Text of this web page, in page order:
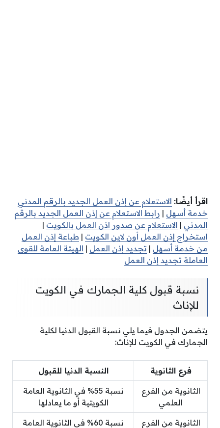
اقرأ أيضًا: الاستعلام عن إذن العمل الجديد بالرقم المدني
خدمة أسهل | رابط الاستعلام عن إذن العمل الجديد بالرقم
المدني | الاستعلام عن صدور اذن العمل بالكويت |
استخراج إذن العمل أون لاين الكويت | طباعة إذن العمل
من خدمة أسهل | تجديد إذن العمل | الهيئة العامة للقوى
العاملة تجديد إذن العمل
نسبة قبول كلية الجمارك في الكويت
للإناث
يتضمن الجدول فيما يلي نسبة القبول الدنيا لكلية
الجمارك في الكويت للإناث:
فرع الثانوية النسبة الدنيا للقبول
الثانوية من الفرع
العلمي
نسبة 55% في الثانوية العامة
الكويتية أو ما يعادلها
الثانوية من الفرع
نسبة 60% في الثانوية العامة